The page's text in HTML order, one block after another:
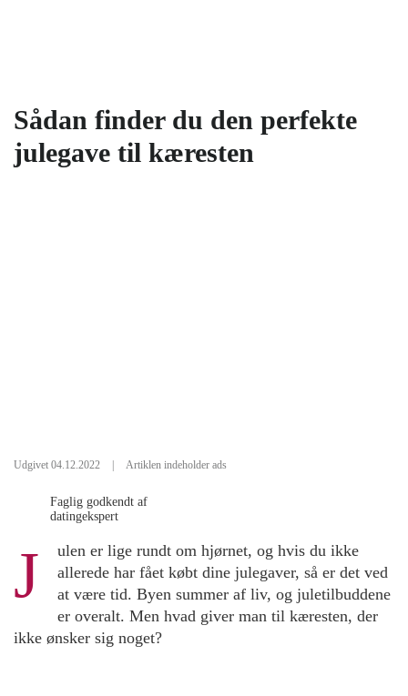
Sådan finder du den perfekte
julegave til kæresten
Udgivet 04.12.2022 Artiklen indeholder ads
Faglig godkendt af
datingekspert
J
ulen er lige rundt om hjørnet, og hvis du ikke
allerede har fået købt dine julegaver, så er det ved
at være tid. Byen summer af liv, og juletilbuddene
er overalt. Men hvad giver man til kæresten, der
ikke ønsker sig noget?